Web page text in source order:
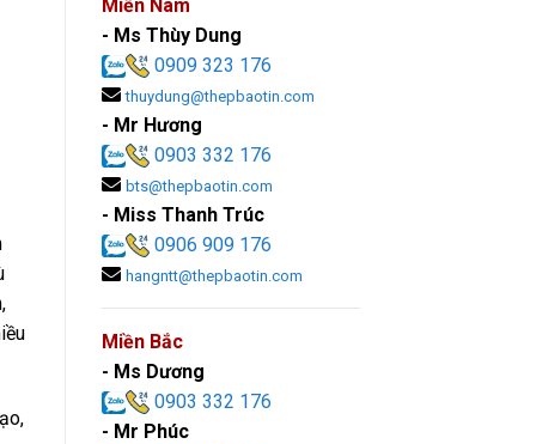
Miền Nam
- Ms Thùy Dung
0909 323 176
thuydung@thepbaotin.com
- Mr Hương
0903 332 176
bts@thepbaotin.com
- Miss Thanh Trúc
0906 909 176
hangntt@thepbaotin.com
Miền Bắc
- Ms Dương
0903 332 176
- Mr Phúc